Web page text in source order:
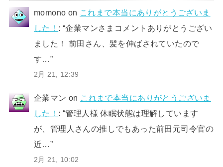
momono on これまで本当にありがとうございま
した！ : “企業マンさまコメントありがとうござい
ました！ 前田さん、髪を伸ばされていたので
す…”
2月 21, 12:39
企業マン on これまで本当にありがとうございま
した！ : “管理人様 休眠状態は理解しています
が、管理人さんの推しでもあった前田元司令官の
近…”
2月 21, 10:02